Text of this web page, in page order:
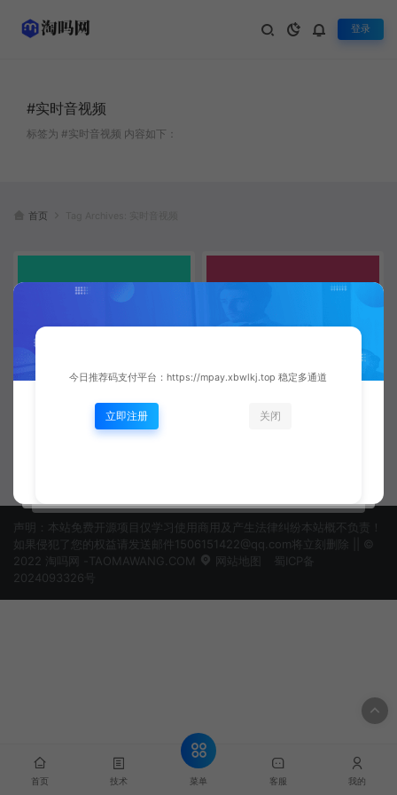
登录
#实时音视频
标签为 #实时音视频 内容如下：
首页
UniApp跨平台直播电商应用开发
UniApp跨平台直播应用开发实
声明：本站免费开源项目仅学习使用商用及产生法律纠纷本站概不负责！
如果侵犯了您的权益请发送邮件1506151422@qq.com将立刻删除 || ©
2022 淘吗网 -TAOMAWANG.COM
网站地图
蜀ICP备
2024093326号
首页 技术 菜单 客服 我的
今日推荐码支付平台：https://mpay.xbwlkj.top 稳定多通道
立即注册 关闭